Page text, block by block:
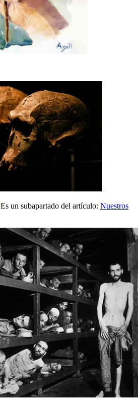
Es un subapartado del artículo: Nuestros